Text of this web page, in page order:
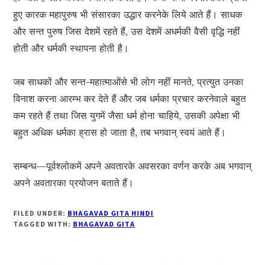
हुए कारक महापुरुष भी संसारका उद्धार करनेके लिये आते हैं। साधक
और सन्त पुरुष जिस देशमें रहते हैं, उस देशमें अधर्मकी वैसी वृद्धि नहीं
होती और धर्मकी स्थापना होती है।
जब साधकों और सन्त-महात्माओंसे भी लोग नहीं मानते, प्रत्युत उनका
विनाश करना आरम्भ कर देते हैं और जब धर्मका प्रचार करनेवाले बहुत
कम रहते हैं तथा जिस युगमें जैसा धर्म होना चाहिये, उसकी अपेक्षा भी
बहुत अधिक धर्मका ह्रास हो जाता है, तब भगवान् स्वयं आते हैं।
सम्बन्ध—पूर्वश्लोकमें अपने अवतारके अवसरका वर्णन करके अब भगवान्
अपने अवतारका प्रयोजन बताते हैं।
FILED UNDER: BHAGAVAD GITA HINDI
TAGGED WITH: BHAGAVAD GITA